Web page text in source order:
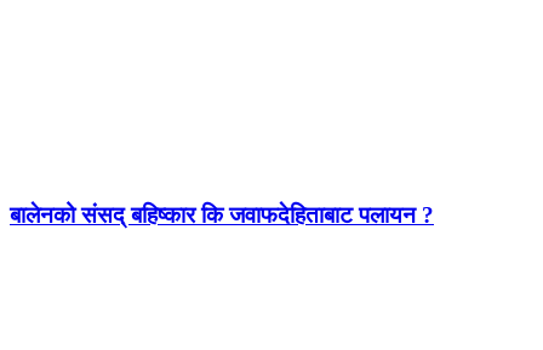
बालेनको संसद् बहिष्कार कि जवाफदेहिताबाट पलायन ?